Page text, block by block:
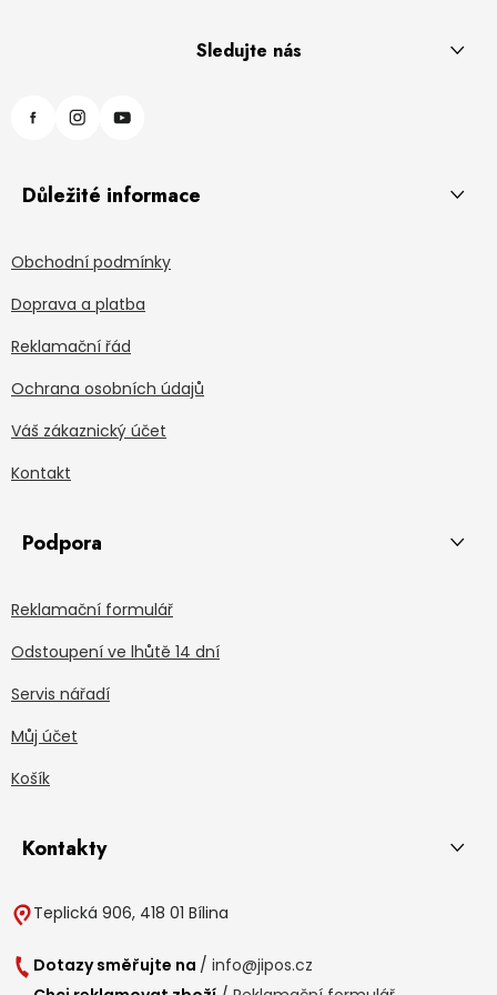
Sledujte nás
Důležité informace
Obchodní podmínky
Doprava a platba
Reklamační řád
Ochrana osobních údajů
Váš zákaznický účet
Kontakt
Podpora
Reklamační formulář
Odstoupení ve lhůtě 14 dní
Servis nářadí
Můj účet
Košík
Kontakty
Teplická 906, 418 01 Bílina
Dotazy směřujte na / info@jipos.cz